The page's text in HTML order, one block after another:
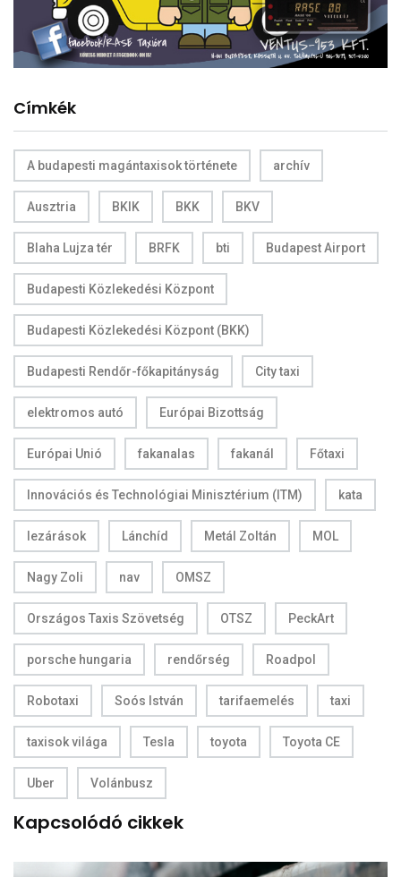
Címkék
A budapesti magántaxisok története archív
Ausztria BKIK BKK BKV
Blaha Lujza tér BRFK bti Budapest Airport
Budapesti Közlekedési Központ
Budapesti Közlekedési Központ (BKK)
Budapesti Rendőr-főkapitányság City taxi
elektromos autó Európai Bizottság
Európai Unió fakanalas fakanál Főtaxi
Innovációs és Technológiai Minisztérium (ITM) kata
lezárások Lánchíd Metál Zoltán MOL
Nagy Zoli nav OMSZ
Országos Taxis Szövetség OTSZ PeckArt
porsche hungaria rendőrség Roadpol
Robotaxi Soós István tarifaemelés taxi
taxisok világa Tesla toyota Toyota CE
Uber Volánbusz
Kapcsolódó cikkek